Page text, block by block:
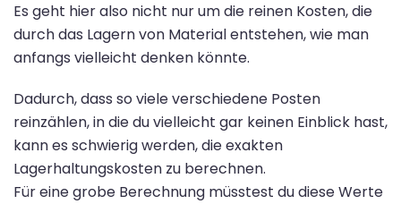
Es geht hier also nicht nur um die reinen Kosten, die
durch das Lagern von Material entstehen, wie man
anfangs vielleicht denken könnte.
Dadurch, dass so viele verschiedene Posten
reinzählen, in die du vielleicht gar keinen Einblick hast,
kann es schwierig werden, die exakten
Lagerhaltungskosten zu berechnen.
Für eine grobe Berechnung müsstest du diese Werte